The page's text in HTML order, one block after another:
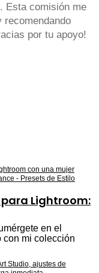
Esta comisión me
recomendando
por tu apoyo!
Lightroom:
en el
con mi colección